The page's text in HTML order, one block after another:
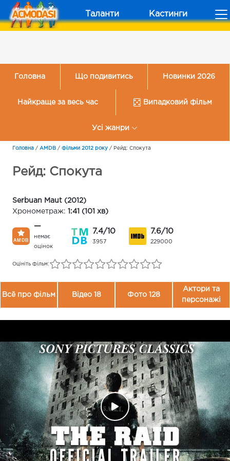
Таланти Кастинги
Головна Що подивитись Новинки 2026
Найкраще за весь час Випадковий фільм
Усі жанри
Головна / AMDB / Фільми 2012 року / Рейд: Спокута
Рейд: Спокута
Serbuan Maut (2012)
Хронометраж: 1:41 (101 хв)
—
немає
оцінок
7.4/10
3957
7.6/10
229000
Оцініть фільм:
Всё про фільм Відео 18 Фото 128
Актори та
персонажі